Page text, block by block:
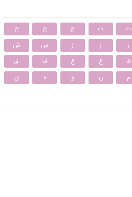
ت ث ج چ
ح
ر ز ژ س
ش
ظ ع غ ف
ق
م ن و ه ی